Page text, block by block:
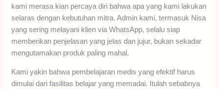
kami merasa kian percaya diri bahwa apa yang kami lakukan
selaras dengan kebutuhan mitra. Admin kami, termasuk Nisa
yang sering melayani klien via WhatsApp, selalu siap
memberikan penjelasan yang jelas dan jujur, bukan sekadar
mengutamakan produk paling mahal.
Kami yakin bahwa pembelajaran medis yang efektif harus
dimulai dari fasilitas belajar yang memadai. Itulah sebabnya